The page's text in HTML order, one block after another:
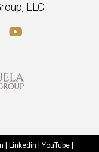
LLC
Linkedin YouTube|